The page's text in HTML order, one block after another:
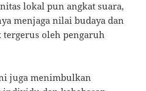
lokal pun angkat suara,
menjaga nilai budaya dan
tergerus oleh pengaruh
juga menimbulkan